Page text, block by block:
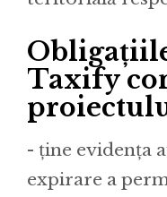
Taxify
- ține evidența
expirare a